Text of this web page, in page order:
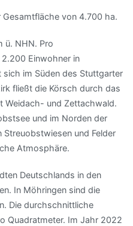
von 4.700 ha.
ü. NHN. Pro
Einwohner in
im Süden des Stuttgarter
fließt die Körsch durch das
Weidach- und Zettachwald.
und im Norden der
Streuobstwiesen und Felder
Atmosphäre.
Deutschlands in den
In Möhringen sind die
Die durchschnittliche
Quadratmeter. Im Jahr 2022